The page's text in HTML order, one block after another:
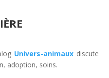
Univers-animaux discute
adoption, soins.